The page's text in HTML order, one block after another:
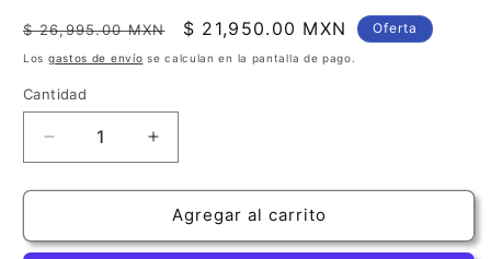
Precio
habitual
$ 26,995.00 MXN
Precio
de
$ 21,950.00 MXN Oferta
Los gastos de envío se calculan en la pantalla de pago.
Cantidad
Cantidad
Reducir
cantidad
para
Crossrock
Aumentar
cantidad
para
Estuche
Crossrock
Agregar al carrito